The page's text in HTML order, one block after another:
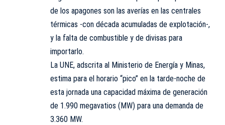
de los apagones son las averías en las centrales
térmicas -con década acumuladas de explotación-,
y la falta de combustible y de divisas para
importarlo.
La UNE, adscrita al Ministerio de Energía y Minas,
estima para el horario “pico” en la tarde-noche de
esta jornada una capacidad máxima de generación
de 1.990 megavatios (MW) para una demanda de
3.360 MW.